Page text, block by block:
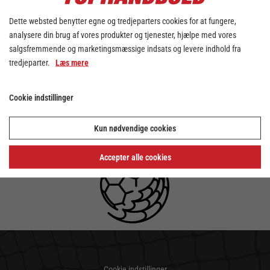
Dette websted benytter egne og tredjeparters cookies for at fungere,
analysere din brug af vores produkter og tjenester, hjælpe med vores
salgsfremmende og marketingsmæssige indsats og levere indhold fra
tredjeparter. Læs mere
Cookie indstillinger
Kun nødvendige cookies
Accepter alle cookies